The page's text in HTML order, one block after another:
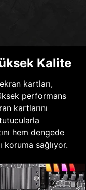
Kalite
kartları,
performans
kartlarını
hem dengede
koruma sağlıyor.